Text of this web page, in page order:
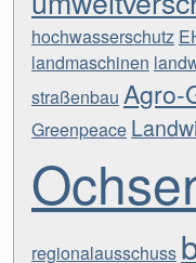
hochwasserschutz
landmaschinen
straßenbau Agro-
Greenpeace
regionalausschuss